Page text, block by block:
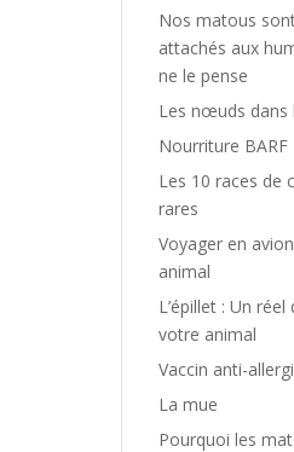
Nos matous
attachés aux
ne le pense
Les nœuds dans
Nourriture BARF
Les 10 races de
rares
Voyager en
animal
L’épillet : Un
votre animal
Vaccin anti-
La mue
Pourquoi les